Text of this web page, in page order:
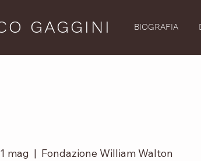
GAGGINI BIOGRAFIA
mag
  |
Fondazione William Walton